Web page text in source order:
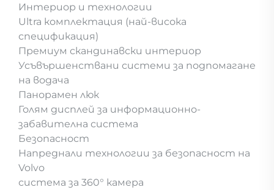
Интериор и технологии
Ultra комплектация (най-висока
спецификация)
Премиум скандинавски интериор
Усъвършенствани системи за подпомагане
на водача
Панорамен люк
Голям дисплей за информационно-
забавителна система
Безопасност
Напреднали технологии за безопасност на
Volvo
система за 360° камера